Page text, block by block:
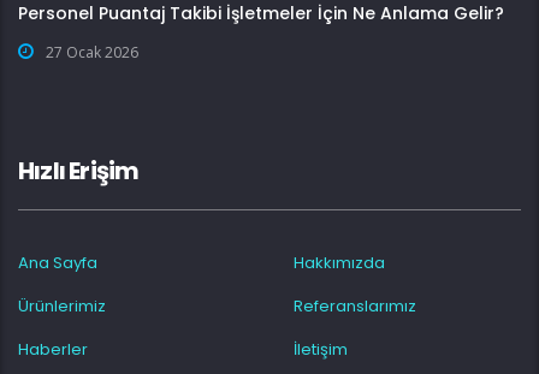
Personel Puantaj Takibi İşletmeler İçin Ne Anlama Gelir?
27 Ocak 2026
Hızlı Erişim
Ana Sayfa
Hakkımızda
Ürünlerimiz
Referanslarımız
Haberler
İletişim